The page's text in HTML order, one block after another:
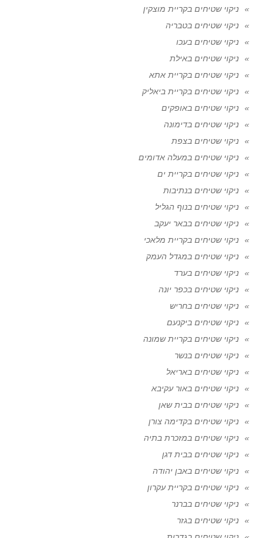
ניקוי שטיחים בקריית מוצקין
ניקוי שטיחים בטבריה
ניקוי שטיחים בעכו
ניקוי שטיחים באילת
ניקוי שטיחים בקריית אתא
ניקוי שטיחים בקריית ביאליק
ניקוי שטיחים באופקים
ניקוי שטיחים בדימונה
ניקוי שטיחים בצפת
ניקוי שטיחים במעלה אדומים
ניקוי שטיחים בקריית ים
ניקוי שטיחים בנתיבות
ניקוי שטיחים בנוף הגליל
ניקוי שטיחים בבאר יעקב
ניקוי שטיחים בקריית מלאכי
ניקוי שטיחים במגדל העמק
ניקוי שטיחים בערד
ניקוי שטיחים בכפר יונה
ניקוי שטיחים בחריש
ניקוי שטיחים ביקנעם
ניקוי שטיחים בקריית שמונה
ניקוי שטיחים בנשר
ניקוי שטיחים באריאל
ניקוי שטיחים באור עקיבא
ניקוי שטיחים בבית שאן
ניקוי שטיחים בקדימה צורן
ניקוי שטיחים במזכרת בתיה
ניקוי שטיחים בבית דגן
ניקוי שטיחים באבן יהודה
ניקוי שטיחים בקריית עקרון
ניקוי שטיחים בברנר
ניקוי שטיחים בגזר